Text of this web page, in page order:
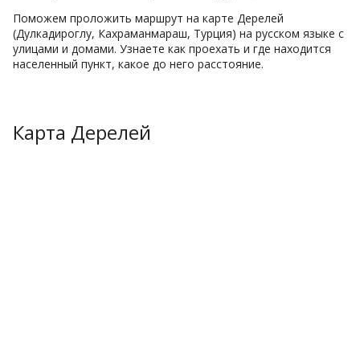
Поможем проложить маршрут на карте Дерелей
(Дулкадироглу, Кахраманмараш, Турция) на русском языке с
улицами и домами. Узнаете как проехать и где находится
населенный пункт, какое до него расстояние.
Карта Дерелей